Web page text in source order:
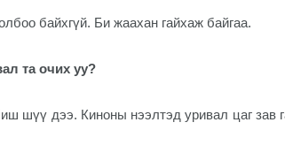
байхгүй. Би жаахан гайхаж байгаа.
та очих уу?
шүү дээ. Киноны нээлтэд уривал цаг зав